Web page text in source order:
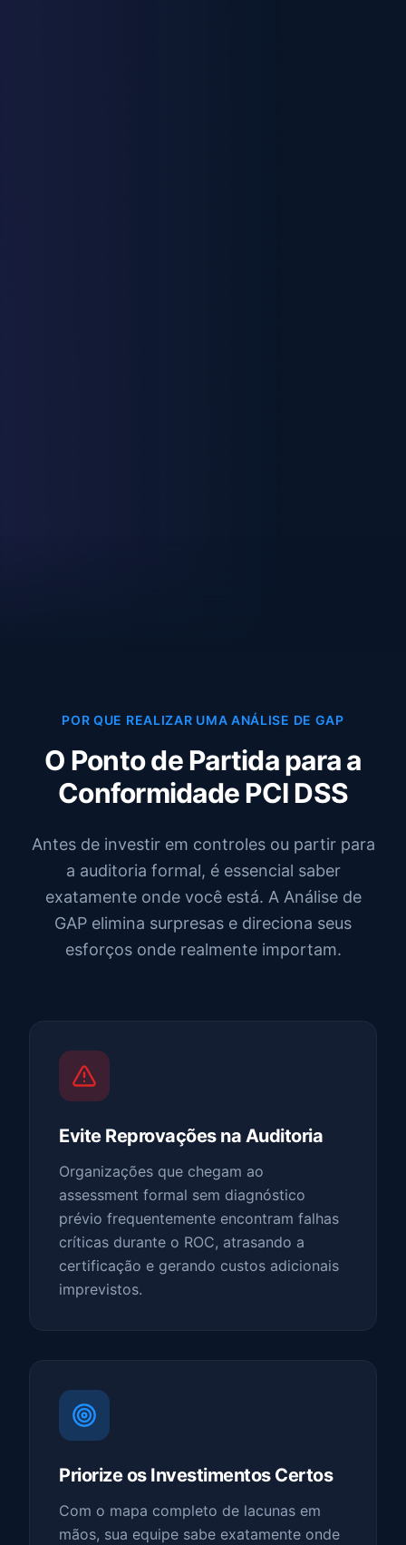
POR QUE REALIZAR UMA ANÁLISE DE GAP
O Ponto de Partida para a
Conformidade PCI DSS
Antes de investir em controles ou partir para
a auditoria formal, é essencial saber
exatamente onde você está. A Análise de
GAP elimina surpresas e direciona seus
esforços onde realmente importam.
Evite Reprovações na Auditoria
Organizações que chegam ao
assessment formal sem diagnóstico
prévio frequentemente encontram falhas
críticas durante o ROC, atrasando a
certificação e gerando custos adicionais
imprevistos.
Priorize os Investimentos Certos
Com o mapa completo de lacunas em
mãos, sua equipe sabe exatamente onde